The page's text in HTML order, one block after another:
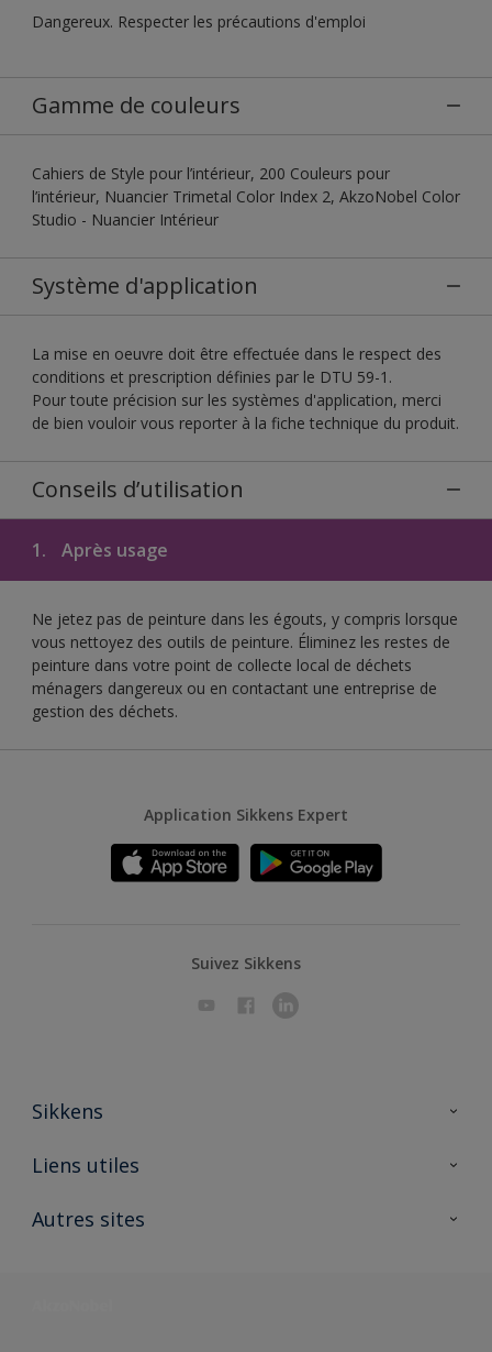
Dangereux. Respecter les précautions d'emploi
Gamme de couleurs
Cahiers de Style pour l’intérieur, 200 Couleurs pour
l’intérieur, Nuancier Trimetal Color Index 2, AkzoNobel Color
Studio - Nuancier Intérieur
Système d'application
La mise en oeuvre doit être effectuée dans le respect des
conditions et prescription définies par le DTU 59-1.
Pour toute précision sur les systèmes d'application, merci
de bien vouloir vous reporter à la fiche technique du produit.
Conseils d’utilisation
1. Après usage
Ne jetez pas de peinture dans les égouts, y compris lorsque
vous nettoyez des outils de peinture. Éliminez les restes de
peinture dans votre point de collecte local de déchets
ménagers dangereux ou en contactant une entreprise de
gestion des déchets.
Application Sikkens Expert
Suivez Sikkens
Sikkens
A propos de Sikkens
Liens utiles
Ouvrir un magasin PASS
Autres sites